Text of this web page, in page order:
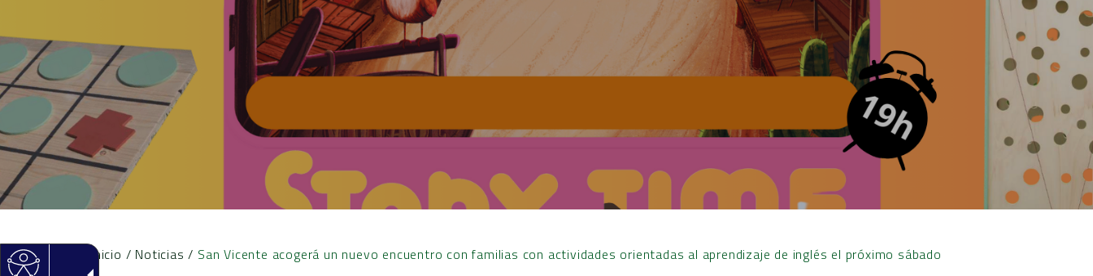
Inicio / Noticias / San Vicente acogerá un nuevo encuentro con familias con actividades orientadas al aprendizaje de inglés el próximo sábado